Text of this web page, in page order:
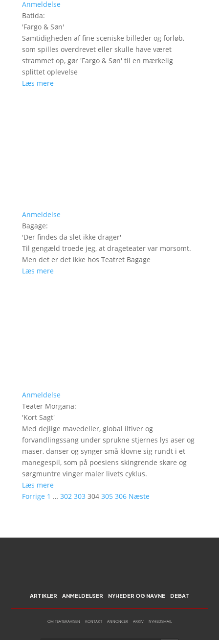
Anmeldelse
Batida:
'Fargo & Søn'
Samtidigheden af fine sceniske billeder og forløb,
som spilles overdrevet eller skulle have været
strammet op, gør 'Fargo & Søn' til en mærkelig
splittet oplevelse
Læs mere
Anmeldelse
Bagage:
'Der findes da slet ikke drager'
Til gengæld troede jeg, at drageteater var morsomt.
Men det er det ikke hos Teatret Bagage
Læs mere
Anmeldelse
Teater Morgana:
'Kort Sagt'
Med dejlige mavedeller, global iltiver og
forvandlingssang under sprukne stjernes lys aser og
maser, danser og synger små klovne sig rundt i et
manegespil, som på poesiens skingrende skøre og
sørgmuntre vinger maler livets cyklus.
Læs mere
Forrige 1 … 302 303 304 305 306 Næste
ARTIKLER ANMELDELSER NYHEDER OG NAVNE DEBAT
OM TEATERAVISEN KONTAKT ANNONCER ARKIV NYHEDSMAIL